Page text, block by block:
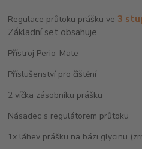
Regulace průtoku prášku ve3
Základní set obsahuje
Přístroj Perio-Mate
Příslušenství pro čištění
2 víčka zásobníku prášku
Násadec s regulátorem průtoku
1x láhev prášku na bázi glycinu